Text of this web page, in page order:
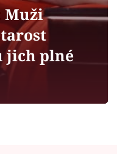
Vary
Muži
jich plné